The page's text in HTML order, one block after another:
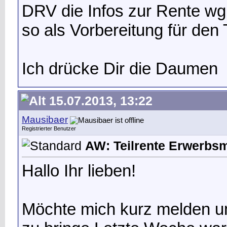
DRV die Infos zur Rente
so als Vorbereitung für den
Ich drücke Dir die Daumen
15.07.2013, 13:22
Mausibaer
Registrierter Benutzer
AW: Teilrente
Hallo Ihr lieben!
Möchte mich kurz melden